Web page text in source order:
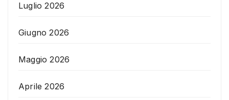
Luglio 2026
Giugno 2026
Maggio 2026
Aprile 2026